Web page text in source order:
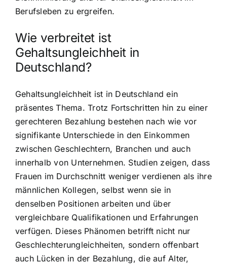
Berufsleben zu ergreifen.
Wie verbreitet ist
Gehaltsungleichheit in
Deutschland?
Gehaltsungleichheit ist in Deutschland ein
präsentes Thema. Trotz Fortschritten hin zu einer
gerechteren Bezahlung bestehen nach wie vor
signifikante Unterschiede in den Einkommen
zwischen Geschlechtern, Branchen und auch
innerhalb von Unternehmen. Studien zeigen, dass
Frauen im Durchschnitt weniger verdienen als ihre
männlichen Kollegen, selbst wenn sie in
denselben Positionen arbeiten und über
vergleichbare Qualifikationen und Erfahrungen
verfügen. Dieses Phänomen betrifft nicht nur
Geschlechterungleichheiten, sondern offenbart
auch Lücken in der Bezahlung, die auf Alter,